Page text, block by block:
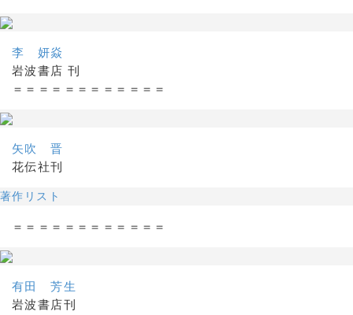
李 妍焱
岩波書店 刊
＝＝＝＝＝＝＝＝＝＝＝＝
矢吹 晋
花伝社刊
著作リスト
＝＝＝＝＝＝＝＝＝＝＝＝
有田 芳生
岩波書店刊